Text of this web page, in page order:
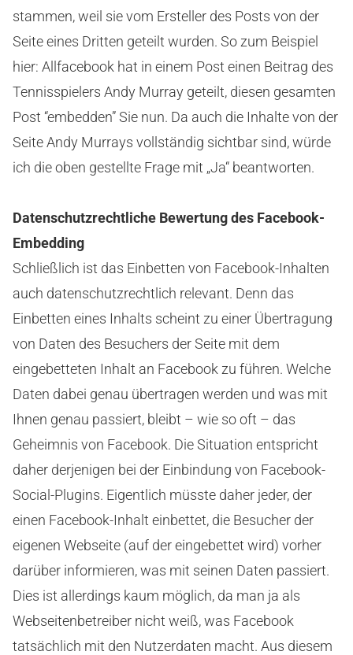
stammen, weil sie vom Ersteller des Posts von der
Seite eines Dritten geteilt wurden. So zum Beispiel
hier: Allfacebook hat in einem Post einen Beitrag des
Tennisspielers Andy Murray geteilt, diesen gesamten
Post “embedden” Sie nun. Da auch die Inhalte von der
Seite Andy Murrays vollständig sichtbar sind, würde
ich die oben gestellte Frage mit „Ja“ beantworten.
Datenschutzrechtliche Bewertung des Facebook-
Embedding
Schließlich ist das Einbetten von Facebook-Inhalten
auch datenschutzrechtlich relevant. Denn das
Einbetten eines Inhalts scheint zu einer Übertragung
von Daten des Besuchers der Seite mit dem
eingebetteten Inhalt an Facebook zu führen. Welche
Daten dabei genau übertragen werden und was mit
Ihnen genau passiert, bleibt – wie so oft – das
Geheimnis von Facebook. Die Situation entspricht
daher derjenigen bei der Einbindung von Facebook-
Social-Plugins. Eigentlich müsste daher jeder, der
einen Facebook-Inhalt einbettet, die Besucher der
eigenen Webseite (auf der eingebettet wird) vorher
darüber informieren, was mit seinen Daten passiert.
Dies ist allerdings kaum möglich, da man ja als
Webseitenbetreiber nicht weiß, was Facebook
tatsächlich mit den Nutzerdaten macht. Aus diesem